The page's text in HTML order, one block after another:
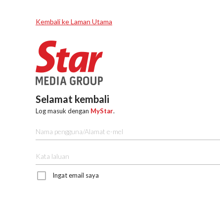
Kembali ke Laman Utama
Selamat kembali
Log masuk dengan MyStar.
Ingat email saya